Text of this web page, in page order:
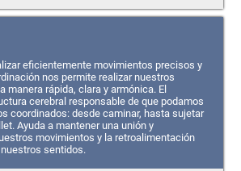
eficientemente movimientos precisos y
nos permite realizar nuestros
manera rápida, clara y armónica. El
cerebral responsable de que podamos
coordinados: desde caminar, hasta sujetar
Ayuda a mantener una unión y
movimientos y la retroalimentación
sentidos.